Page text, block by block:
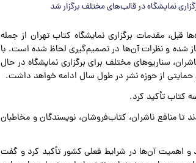
نمایشگاه در قالب‌های مختلف برگزار شد
قبل، مقدمات برگزاری نمایشگاه کتاب تهران از جمله
شده و نظرات آن‌ها در تصمیم‌گیری لحاظ شده است. با
سناریوهای مختلف برای برگزاری نمایشگاه در حال
از حوزه نشر در طول سال ادامه خواهد داشت.
کتاب تأکید کرد.
تا منافع ناشران، کتاب‌فروشان، نویسندگان و مخاطبان
و اهمیت آن‌ها در شرایط فعلی کشور تأکید کرد و گفت